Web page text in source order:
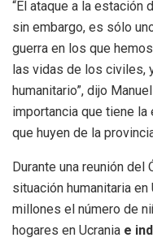
“El ataque a la estación
sin embargo, es sólo
guerra en los que
las vidas de los civiles,
humanitario”, dijo
importancia que tiene
que huyen de la
Durante una reunión del
situación humanitaria en
millones el número de
hogares en Ucrania e